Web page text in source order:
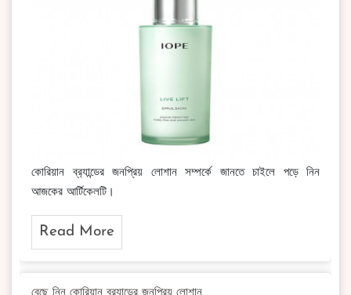
কোরিয়ান ব্র‍্যান্ডের জনপ্রিয় লোশান সম্পর্কে জানতে চাইলে পড়ে নিন
আজকের আর্টিকেলটি।
Read More